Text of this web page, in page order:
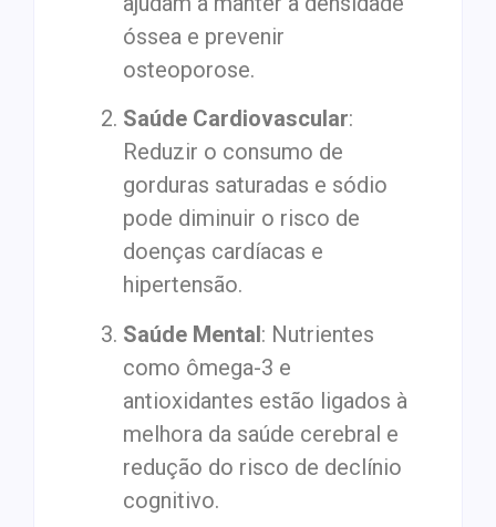
óssea e prevenir
osteoporose.
Saúde Cardiovascular:
Reduzir o consumo de
gorduras saturadas e sódio
pode diminuir o risco de
doenças cardíacas e
hipertensão.
Saúde Mental: Nutrientes
como ômega-3 e
antioxidantes estão ligados à
melhora da saúde cerebral e
redução do risco de declínio
cognitivo.